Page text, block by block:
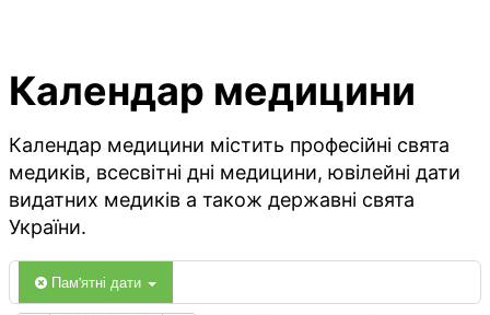
Календар медицини
Календар медицини містить професійні свята
медиків, всесвітні дні медицини, ювілейні дати
видатних медиків а також державні свята
України.
Пам'ятні дати